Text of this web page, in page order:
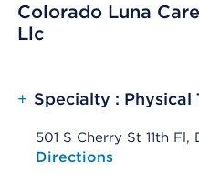
Colorado Luna
Llc
+ Specialty : Physical
501 S Cherry St 11th
Opens native map
Directions